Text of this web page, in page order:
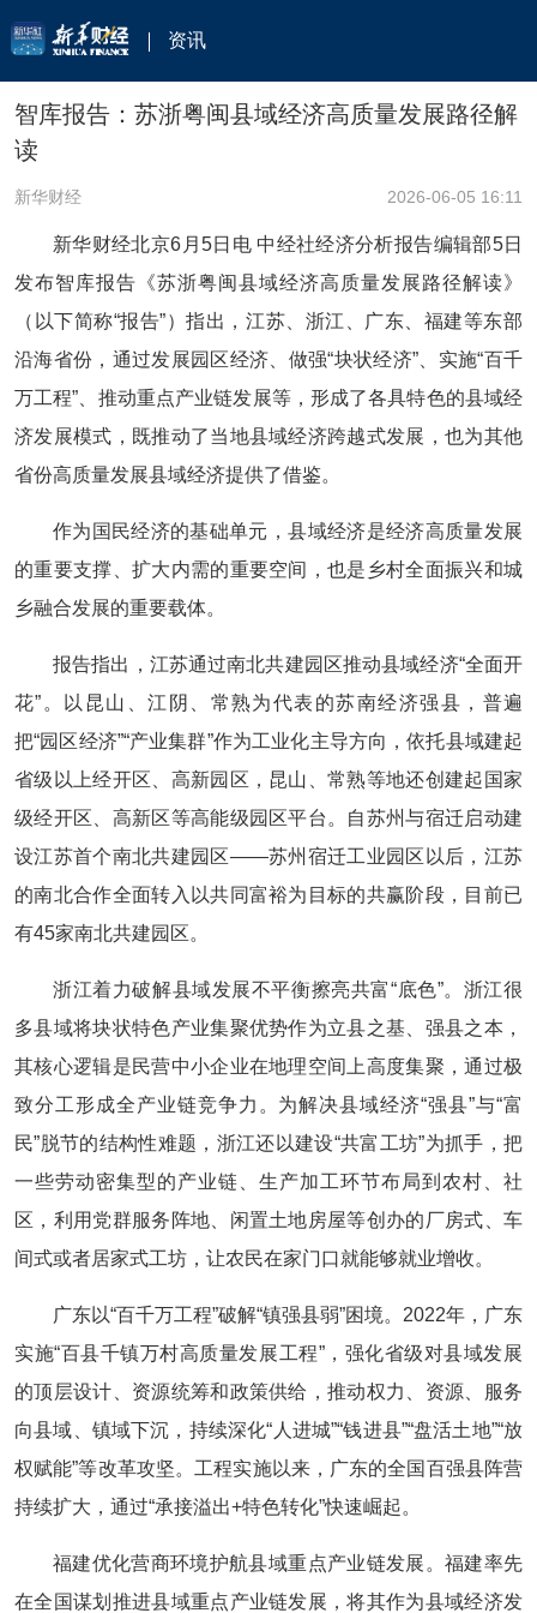
资讯
智库报告：苏浙粤闽县域经济高质量发展路径解
读
新华财经 2026-06-05 16:11
新华财经北京6月5日电 中经社经济分析报告编辑部5日
发布智库报告《苏浙粤闽县域经济高质量发展路径解读》
（以下简称“报告”）指出，江苏、浙江、广东、福建等东部
沿海省份，通过发展园区经济、做强“块状经济”、实施“百千
万工程”、推动重点产业链发展等，形成了各具特色的县域经
济发展模式，既推动了当地县域经济跨越式发展，也为其他
省份高质量发展县域经济提供了借鉴。
作为国民经济的基础单元，县域经济是经济高质量发展
的重要支撑、扩大内需的重要空间，也是乡村全面振兴和城
乡融合发展的重要载体。
报告指出，江苏通过南北共建园区推动县域经济“全面开
花”。以昆山、江阴、常熟为代表的苏南经济强县，普遍
把“园区经济”“产业集群”作为工业化主导方向，依托县域建起
省级以上经开区、高新园区，昆山、常熟等地还创建起国家
级经开区、高新区等高能级园区平台。自苏州与宿迁启动建
设江苏首个南北共建园区——苏州宿迁工业园区以后，江苏
的南北合作全面转入以共同富裕为目标的共赢阶段，目前已
有45家南北共建园区。
浙江着力破解县域发展不平衡擦亮共富“底色”。浙江很
多县域将块状特色产业集聚优势作为立县之基、强县之本，
其核心逻辑是民营中小企业在地理空间上高度集聚，通过极
致分工形成全产业链竞争力。为解决县域经济“强县”与“富
民”脱节的结构性难题，浙江还以建设“共富工坊”为抓手，把
一些劳动密集型的产业链、生产加工环节布局到农村、社
区，利用党群服务阵地、闲置土地房屋等创办的厂房式、车
间式或者居家式工坊，让农民在家门口就能够就业增收。
广东以“百千万工程”破解“镇强县弱”困境。2022年，广东
实施“百县千镇万村高质量发展工程”，强化省级对县域发展
的顶层设计、资源统筹和政策供给，推动权力、资源、服务
向县域、镇域下沉，持续深化“人进城”“钱进县”“盘活土地”“放
权赋能”等改革攻坚。工程实施以来，广东的全国百强县阵营
持续扩大，通过“承接溢出+特色转化”快速崛起。
福建优化营商环境护航县域重点产业链发展。福建率先
在全国谋划推进县域重点产业链发展，将其作为县域经济发